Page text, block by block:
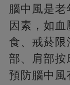
腦中風是
因素，如
食、戒菸限
部、肩部按
預防腦中風